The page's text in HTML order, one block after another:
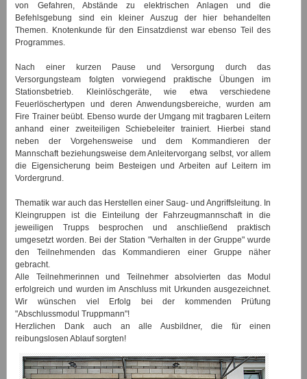
von Gefahren, Abstände zu elektrischen Anlagen und die
Befehlsgebung sind ein kleiner Auszug der hier behandelten
Themen. Knotenkunde für den Einsatzdienst war ebenso Teil des
Programmes.
Nach einer kurzen Pause und Versorgung durch das
Versorgungsteam folgten vorwiegend praktische Übungen im
Stationsbetrieb. Kleinlöschgeräte, wie etwa verschiedene
Feuerlöschertypen und deren Anwendungsbereiche, wurden am
Fire Trainer beübt. Ebenso wurde der Umgang mit tragbaren Leitern
anhand einer zweiteiligen Schiebeleiter trainiert. Hierbei stand
neben der Vorgehensweise und dem Kommandieren der
Mannschaft beziehungsweise dem Anleitervorgang selbst, vor allem
die Eigensicherung beim Besteigen und Arbeiten auf Leitern im
Vordergrund.
Thematik war auch das Herstellen einer Saug- und Angriffsleitung. In
Kleingruppen ist die Einteilung der Fahrzeugmannschaft in die
jeweiligen Trupps besprochen und anschließend praktisch
umgesetzt worden. Bei der Station "Verhalten in der Gruppe" wurde
den Teilnehmenden das Kommandieren einer Gruppe näher
gebracht.
Alle Teilnehmerinnen und Teilnehmer absolvierten das Modul
erfolgreich und wurden im Anschluss mit Urkunden ausgezeichnet.
Wir wünschen viel Erfolg bei der kommenden Prüfung
"Abschlussmodul Truppmann"!
Herzlichen Dank auch an alle Ausbildner, die für einen
reibungslosen Ablauf sorgten!